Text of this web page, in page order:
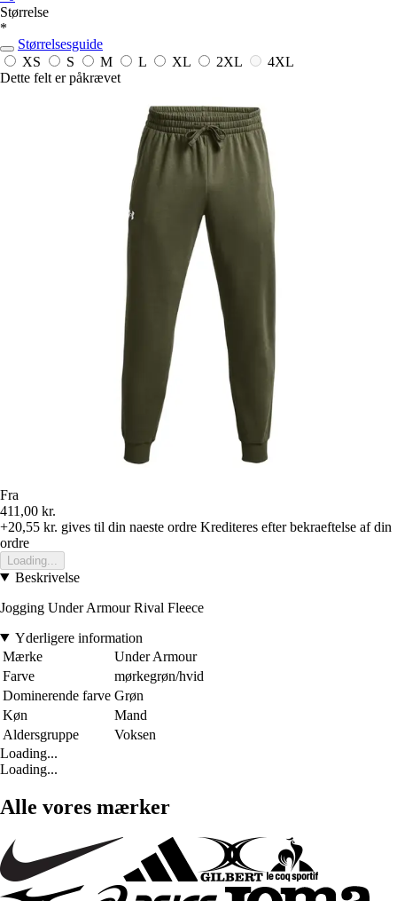
Størrelse
*
Størrelsesguide
XS
S M L XL 2XL
4XL
Dette felt er påkrævet
Fra
411,00 kr.
+20,55 kr. gives til din naeste ordre Krediteres efter bekraeftelse af din
ordre
Loading...
Beskrivelse
Jogging Under Armour Rival Fleece
Yderligere information
Mærke
Under Armour
Farve
mørkegrøn/hvid
Dominerende farve Grøn
Køn
Mand
Aldersgruppe
Voksen
Loading...
Loading...
Alle vores mærker